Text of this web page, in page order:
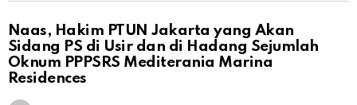
Naas, Hakim PTUN Jakarta yang Akan
Sidang PS di Usir dan di Hadang Sejumlah
Oknum PPPSRS Mediterania Marina
Residences